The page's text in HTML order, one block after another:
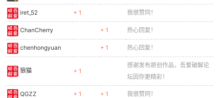
iret_52 + 1 我很赞同！
ChanCherry + 1 热心回复！
chenhongyuan + 1 热心回复！
狼猫 + 1
感谢发布原创作品，吾爱破解论
坛因你更精彩！
QGZZ + 1 + 1 我很赞同！